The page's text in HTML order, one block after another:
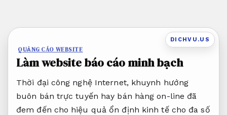
nội
dung
DICHVU.US
QUẢNG CÁO WEBSITE
Làm website báo cáo minh bạch
Thời đại công nghệ Internet, khuynh hướng
buôn bán trực tuyến hay bán hàng on-line đã
đem đến cho hiệu quả ổn định kinh tế cho đa số